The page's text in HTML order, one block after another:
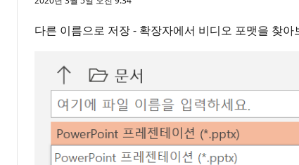
다른 이름으로 저장 - 확장자에서 비디오 포맷을 찾아